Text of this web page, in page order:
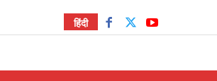
हिंदी